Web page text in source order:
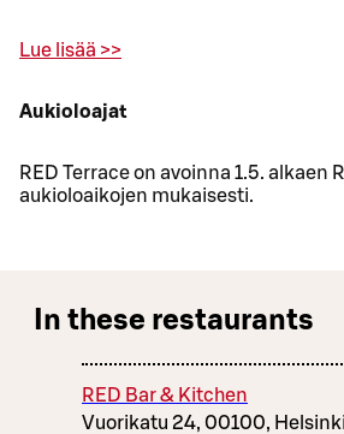
Lue lisää >>
Aukioloajat
RED Terrace on avoinna 1.5. alkaen
aukioloaikojen mukaisesti.
In these restaurants
RED Bar & Kitchen
Vuorikatu 24, 00100, Helsinki